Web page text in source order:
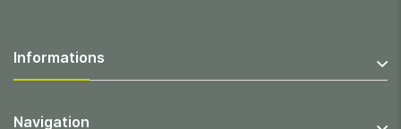
Informations
Navigation